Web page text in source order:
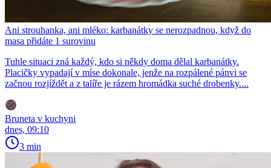
Ani strouhanka, ani mléko: karbanátky se nerozpadnou, když do
masa přidáte 1 surovinu
Tuhle situaci zná každý, kdo si někdy doma dělal karbanátky.
Placičky vypadají v míse dokonale, jenže na rozpálené pánvi se
začnou rozjíždět a z talíře je rázem hromádka suché drobenky....
Bruneta v kuchyni
dnes, 09:10
3 min